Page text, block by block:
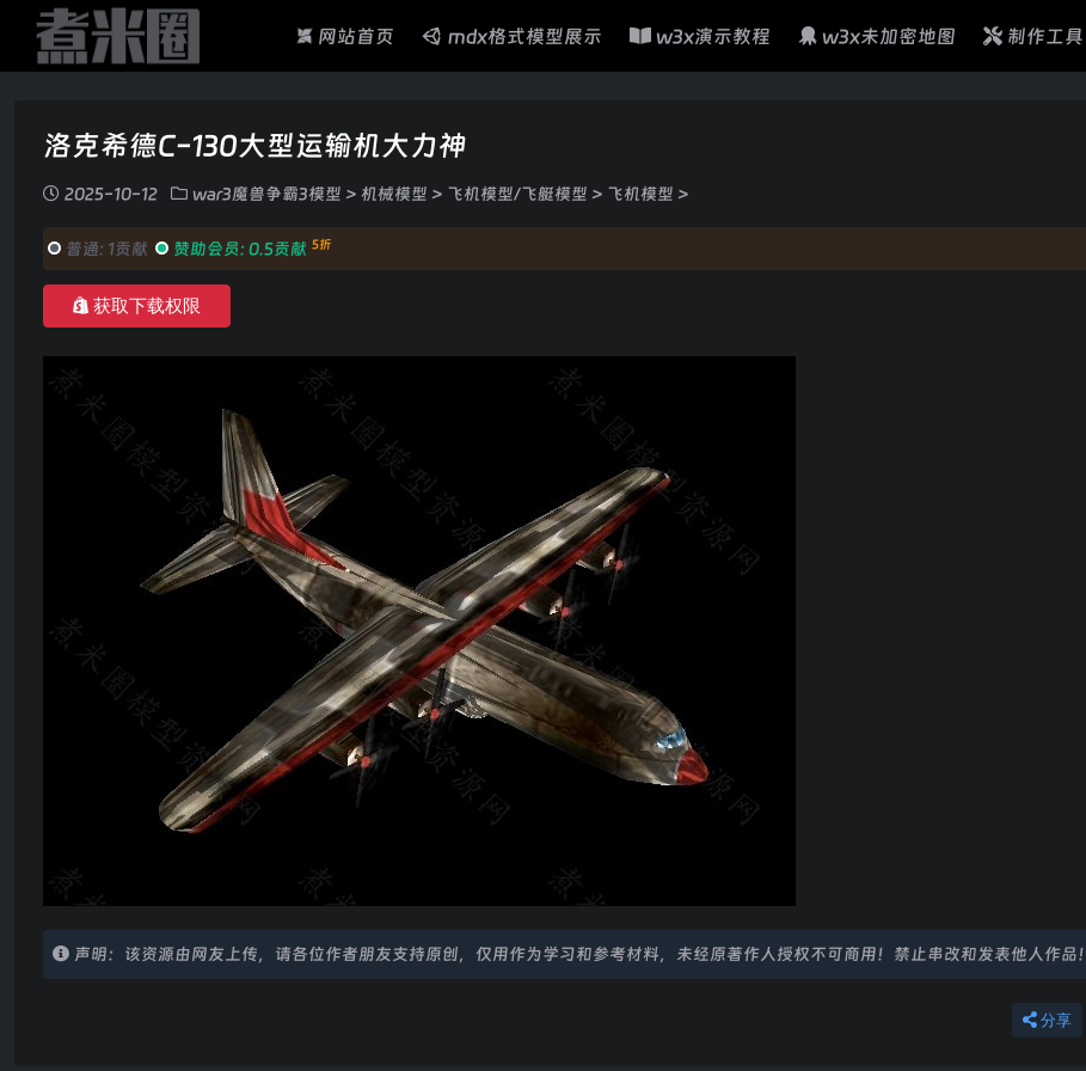
网站首页 mdx格式模型展示 w3x演示教程 w3x未加密地图 制作工具
洛克希德C-130大型运输机大力神
2025-10-12 war3魔兽争霸3模型 > 机械模型 > 飞机模型/飞艇模型 > 飞机模型 >
普通: 1贡献 赞助会员: 0.5贡献 5折
获取下载权限
声明：该资源由网友上传，请各位作者朋友支持原创，仅用作为学习和参考材料，未经原著作人授权不可商用！禁止串改和发表他人作品！
分享